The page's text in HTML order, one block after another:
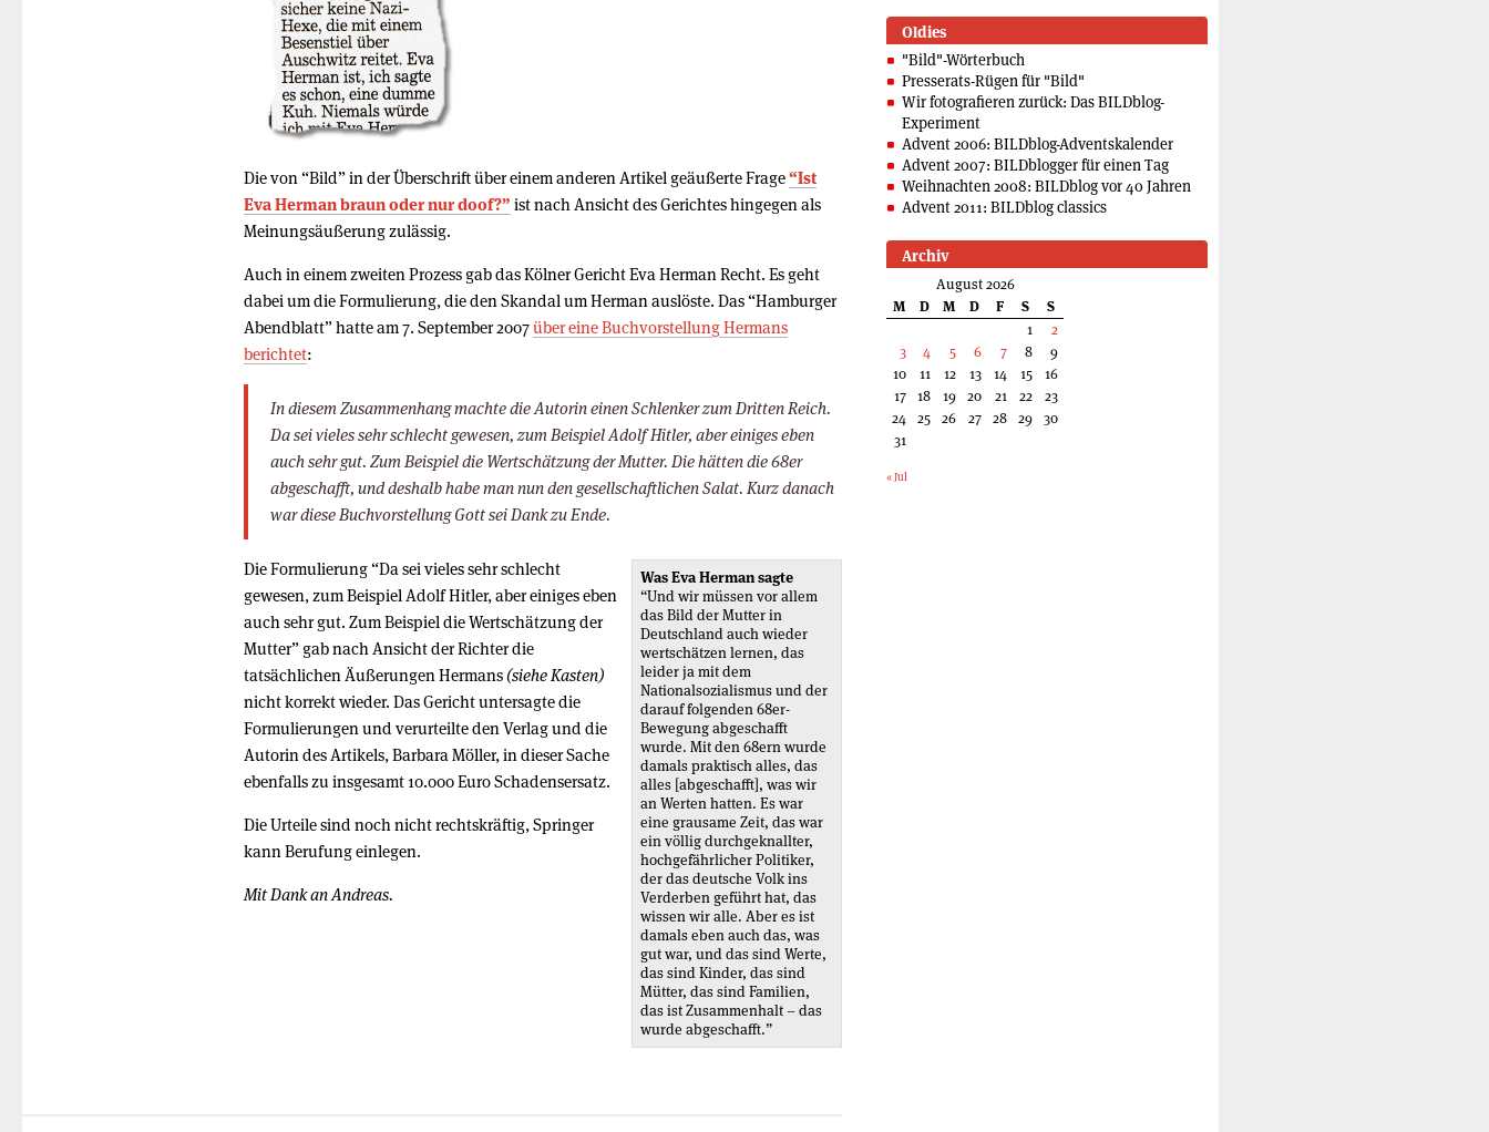
Die von “Bild” in der Überschrift über einem anderen Artikel geäußerte Frage“Ist
Eva Herman braun oder nur doof?” ist nach Ansicht des Gerichtes hingegen als
Meinungsäußerung zulässig.
Auch in einem zweiten Prozess gab das Kölner Gericht Eva Herman Recht. Es geht
dabei um die Formulierung, die den Skandal um Herman auslöste. Das “Hamburger
Abendblatt” hatte am 7. September 2007über eine Buchvorstellung Hermans
berichtet:
In diesem Zusammenhang machte die Autorin einen Schlenker zum Dritten Reich.
Da sei vieles sehr schlecht gewesen, zum Beispiel Adolf Hitler, aber einiges eben
auch sehr gut. Zum Beispiel die Wertschätzung der Mutter. Die hätten die 68er
abgeschafft, und deshalb habe man nun den gesellschaftlichen Salat. Kurz danach
war diese Buchvorstellung Gott sei Dank zu Ende.
Was Eva Herman sagte
“Und wir müssen vor allem
das Bild der Mutter in
Deutschland auch wieder
wertschätzen lernen, das
leider ja mit dem
Nationalsozialismus und der
darauf folgenden 68er-
Bewegung abgeschafft
wurde. Mit den 68ern wurde
damals praktisch alles, das
alles [abgeschafft], was wir
an Werten hatten. Es war
eine grausame Zeit, das war
ein völlig durchgeknallter,
hochgefährlicher Politiker,
der das deutsche Volk ins
Verderben geführt hat, das
wissen wir alle. Aber es ist
damals eben auch das, was
gut war, und das sind Werte,
das sind Kinder, das sind
Mütter, das sind Familien,
das ist Zusammenhalt – das
wurde abgeschafft.”
Die Formulierung “Da sei vieles sehr schlecht
gewesen, zum Beispiel Adolf Hitler, aber einiges eben
auch sehr gut. Zum Beispiel die Wertschätzung der
Mutter” gab nach Ansicht der Richter die
tatsächlichen Äußerungen Hermans (siehe Kasten)
nicht korrekt wieder. Das Gericht untersagte die
Formulierungen und verurteilte den Verlag und die
Autorin des Artikels, Barbara Möller, in dieser Sache
ebenfalls zu insgesamt 10.000 Euro Schadensersatz.
Die Urteile sind noch nicht rechtskräftig, Springer
kann Berufung einlegen.
Mit Dank an Andreas.
Oldies
"Bild"-Wörterbuch
Presserats-Rügen für "Bild"
Wir fotografieren zurück: Das BILDblog-
Experiment
Advent 2006: BILDblog-Adventskalender
Advent 2007: BILDblogger für einen Tag
Weihnachten 2008: BILDblog vor 40 Jahren
Advent 2011: BILDblog classics
Archiv
August 2026
M
D M D F S
S
1
2
3
4 5 6 7 8
9
10
11 12 13 14 15
16
17 18 19 20 21 22
23
24 25 26 27 28 29 30
31
« Jul